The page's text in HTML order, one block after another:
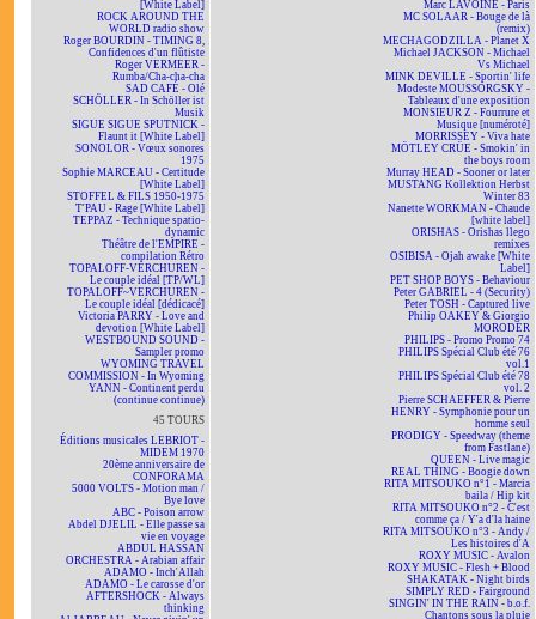
[White Label]
ROCK AROUND THE
WORLD radio show
Roger BOURDIN - TIMING 8,
Confidences d'un flûtiste
Roger VERMEER -
Rumba/Cha-cha-cha
SAD CAFÉ - Olé
SCHÖLLER - In Schöller ist
Musik
SIGUE SIGUE SPUTNICK -
Flaunt it [White Label]
SONOLOR - Vœux sonores
1975
Sophie MARCEAU - Certitude
[White Label]
STOFFEL & FILS 1950-1975
T'PAU - Rage [White Label]
TEPPAZ - Technique spatio-
dynamic
Théâtre de l'EMPIRE -
compilation Rétro
TOPALOFF-VERCHUREN -
Le couple idéal [TP/WL]
TOPALOFF~VERCHUREN -
Le couple idéal [dédicacé]
Victoria PARRY - Love and
devotion [White Label]
WESTBOUND SOUND -
Sampler promo
WYOMING TRAVEL
COMMISSION - In Wyoming
YANN - Continent perdu
(continue continue)
45 TOURS
Éditions musicales LEBRIOT -
MIDEM 1970
20ème anniversaire de
CONFORAMA
5000 VOLTS - Motion man /
Bye love
ABC - Poison arrow
Abdel DJELIL - Elle passe sa
vie en voyage
ABDUL HASSAN
ORCHESTRA - Arabian affair
ADAMO - Inch'Allah
ADAMO - Le carosse d'or
AFTERSHOCK - Always
thinking
Marc LAVOINE - Paris
MC SOLAAR - Bouge de là
(remix)
MECHAGODZILLA - Planet X
Michael JACKSON - Michael
Vs Michael
MINK DEVILLE - Sportin' life
Modeste MOUSSORGSKY -
Tableaux d'une exposition
MONSIEUR Z - Fourrure et
Musique [numéroté]
MORRISSEY - Viva hate
MÖTLEY CRÜE - Smokin' in
the boys room
Murray HEAD - Sooner or later
MUSTANG Kollektion Herbst
Winter 83
Nanette WORKMAN - Chaude
[white label]
ORISHAS - Orishas llego
remixes
OSIBISA - Ojah awake [White
Label]
PET SHOP BOYS - Behaviour
Peter GABRIEL - 4 (Security)
Peter TOSH - Captured live
Philip OAKEY & Giorgio
MORODER
PHILIPS - Promo Promo 74
PHILIPS Spécial Club été 76
vol.1
PHILIPS Spécial Club été 78
vol. 2
Pierre SCHAEFFER & Pierre
HENRY - Symphonie pour un
homme seul
PRODIGY - Speedway (theme
from Fastlane)
QUEEN - Live magic
REAL THING - Boogie down
RITA MITSOUKO n°1 - Marcia
baila / Hip kit
RITA MITSOUKO n°2 - C'est
comme ça / Y'a d'la haine
RITA MITSOUKO n°3 - Andy /
Les histoires d'A
ROXY MUSIC - Avalon
ROXY MUSIC - Flesh + Blood
SHAKATAK - Night birds
SIMPLY RED - Fairground
SINGIN' IN THE RAIN - b.o.f.
Chantons sous la pluie